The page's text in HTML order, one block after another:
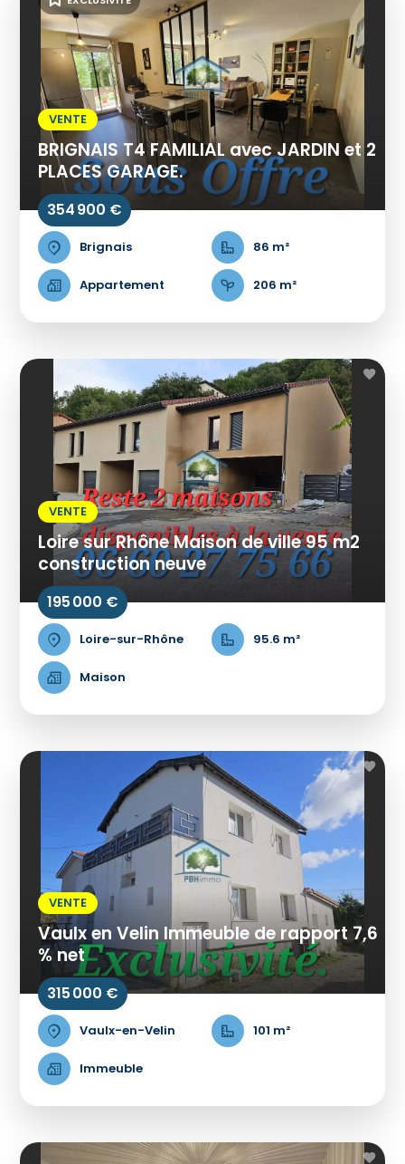
VENTE
BRIGNAIS T4 FAMILIAL avec JARDIN et 2
PLACES GARAGE.
354 900 €
Brignais 86 m²
Appartement 206 m²
VENTE
Loire sur Rhône Maison de ville 95 m2
construction neuve
195 000 €
Loire-sur-Rhône 95.6 m²
Maison
VENTE
Vaulx en Velin Immeuble de rapport 7,6
% net
315 000 €
Vaulx-en-Velin 101 m²
Immeuble